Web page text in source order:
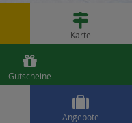

Karte

Gutscheine

Angebote